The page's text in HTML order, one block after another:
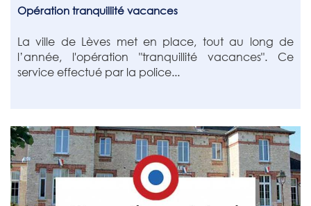
Opération tranquillité vacances
La ville de Lèves met en place, tout au long de
l’année, l'opération "tranquillité vacances". Ce
service effectué par la police...